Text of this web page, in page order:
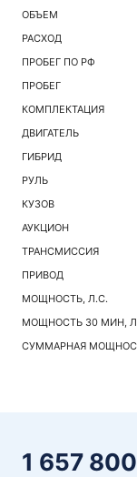
ОБЪЕМ
РАСХОД
ПРОБЕГ ПО РФ
ПРОБЕГ
КОМПЛЕКТАЦИЯ
ДВИГАТЕЛЬ
ГИБРИД
РУЛЬ
КУЗОВ
АУКЦИОН
ТРАНСМИССИЯ
ПРИВОД
МОЩНОСТЬ, Л.С.
МОЩНОСТЬ 30 МИН,
СУММАРНАЯ
1 657